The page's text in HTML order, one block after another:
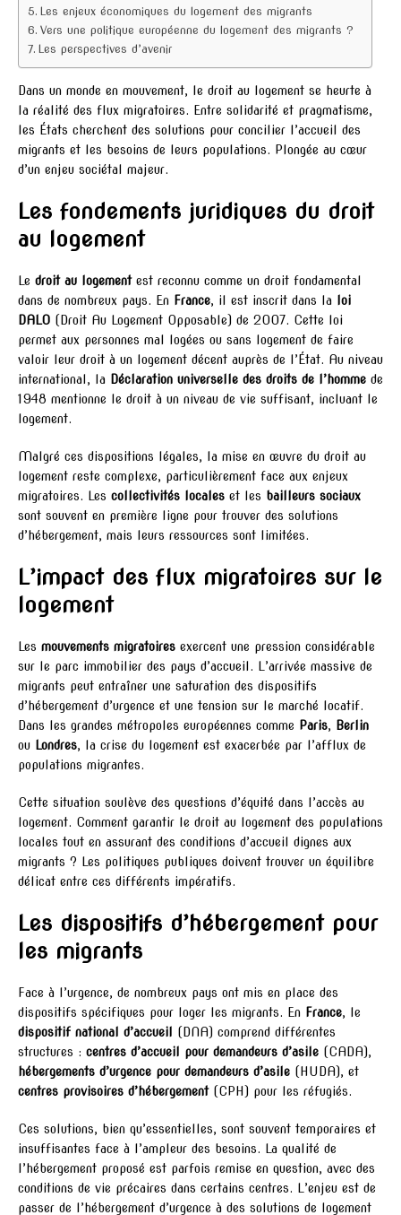
Les enjeux économiques du logement des migrants
Vers une politique européenne du logement des migrants ?
Les perspectives d’avenir
Dans un monde en mouvement, le droit au logement se heurte à
la réalité des flux migratoires. Entre solidarité et pragmatisme,
les États cherchent des solutions pour concilier l’accueil des
migrants et les besoins de leurs populations. Plongée au cœur
d’un enjeu sociétal majeur.
Les fondements juridiques du droit
au logement
Le droit au logementest reconnu comme un droit fondamental
dans de nombreux pays. En France, il est inscrit dans la
loi
DALO (Droit Au Logement Opposable) de 2007. Cette loi
permet aux personnes mal logées ou sans logement de faire
valoir leur droit à un logement décent auprès de l’État. Au niveau
international, la Déclaration universelle des droits de l’homme de
1948 mentionne le droit à un niveau de vie suffisant, incluant le
logement.
Malgré ces dispositions légales, la mise en œuvre du droit au
logement reste complexe, particulièrement face aux enjeux
migratoires. Les collectivités locales et les bailleurs sociaux
sont souvent en première ligne pour trouver des solutions
d’hébergement, mais leurs ressources sont limitées.
L’impact des flux migratoires sur le
logement
Les mouvements migratoires exercent une pression considérable
sur le parc immobilier des pays d’accueil. L’arrivée massive de
migrants peut entraîner une saturation des dispositifs
d’hébergement d’urgence et une tension sur le marché locatif.
Dans les grandes métropoles européennes comme Paris, Berlin
ou Londres, la crise du logement est exacerbée par l’afflux de
populations migrantes.
Cette situation soulève des questions d’équité dans l’accès au
logement. Comment garantir le droit au logement des populations
locales tout en assurant des conditions d’accueil dignes aux
migrants ? Les politiques publiques doivent trouver un équilibre
délicat entre ces différents impératifs.
Les dispositifs d’hébergement pour
les migrants
Face à l’urgence, de nombreux pays ont mis en place des
dispositifs spécifiques pour loger les migrants. En France, le
dispositif national d’accueil
(DNA) comprend différentes
structures : centres d’accueil pour demandeurs d’asile (CADA),
hébergements d’urgence pour demandeurs d’asile (HUDA), et
centres provisoires d’hébergement(CPH) pour les réfugiés.
Ces solutions, bien qu’essentielles, sont souvent temporaires et
insuffisantes face à l’ampleur des besoins. La qualité de
l’hébergement proposé est parfois remise en question, avec des
conditions de vie précaires dans certains centres. L’enjeu est de
passer de l’hébergement d’urgence à des solutions de logement